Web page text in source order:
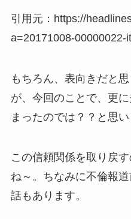
引用元：https://
a=20171008-00000022-
もちろん、表向きだと
が、今回のことで、更
まったのでは？？と思い
この信頼関係を取り戻
ね～。ちなみに不倫報
話もあります。